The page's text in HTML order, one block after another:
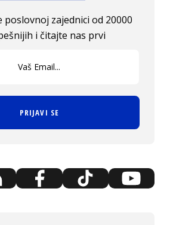
poslovnoj zajednici od 20000
i čitajte nas prvi
PRIJAVI SE